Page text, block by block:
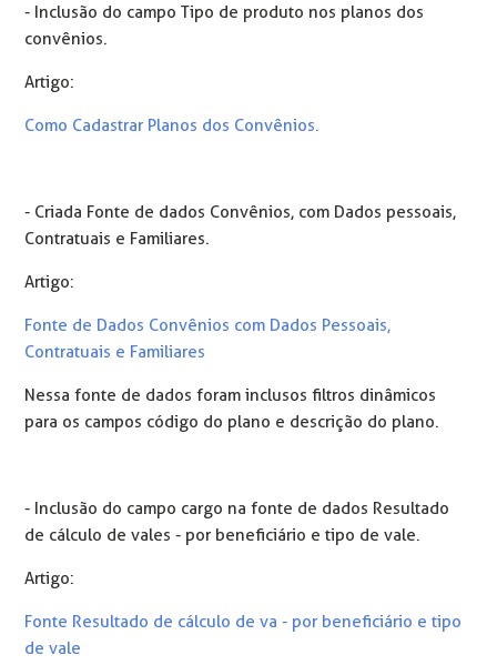
- Inclusão do campo Tipo de produto nos planos dos
convênios.
Artigo:
Como Cadastrar Planos dos Convênios.
- Criada Fonte de dados Convênios, com Dados pessoais,
Contratuais e Familiares.
Artigo:
Fonte de Dados Convênios com Dados Pessoais,
Contratuais e Familiares
Nessa fonte de dados foram inclusos filtros dinâmicos
para os campos código do plano e descrição do plano.
- Inclusão do campo cargo na fonte de dados Resultado
de cálculo de vales - por beneficiário e tipo de vale.
Artigo:
Fonte Resultado de cálculo de va - por beneficiário e tipo
de vale